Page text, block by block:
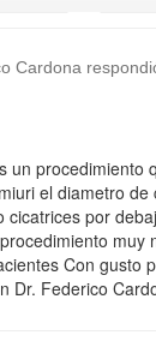
Cardona
un procedimiento
el diametro
cicatrices por
muy
Con gusto
Dr. Federico